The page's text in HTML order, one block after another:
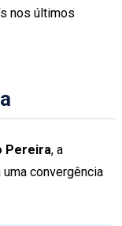
nos últimos
Pereira, a
convergência